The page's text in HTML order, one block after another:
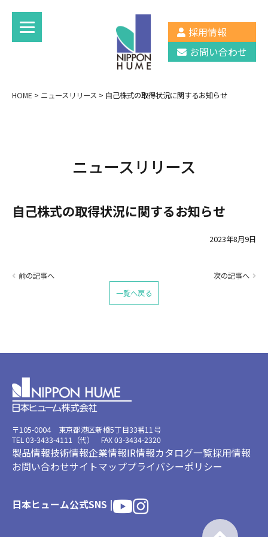
採用情報
お問い合わせ
HOME > ニュースリリース > 自己株式の取得状況に関するお知らせ
ニュースリリース
自己株式の取得状況に関するお知らせ
2023年8月9日
前の記事へ
次の記事へ
一覧へ戻る
〒105-0004 東京都港区新橋5丁目33番11号
TEL 03-3433-4111（代） FAX 03-3434-2320
製品情報技術情報企業情報IR情報カタログ一覧採用情報
お問い合わせサイトマッププライバシーポリシー
日本ヒューム公式SNS |